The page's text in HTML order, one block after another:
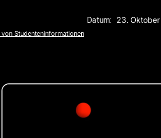
Studenteninformationen
Datum: 23.